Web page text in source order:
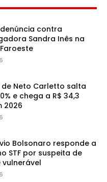
contra
Sandra Inês na
de Neto Carletto salta
e chega a R$ 34,3
2026
Bolsonaro responde a
STF por suspeita de